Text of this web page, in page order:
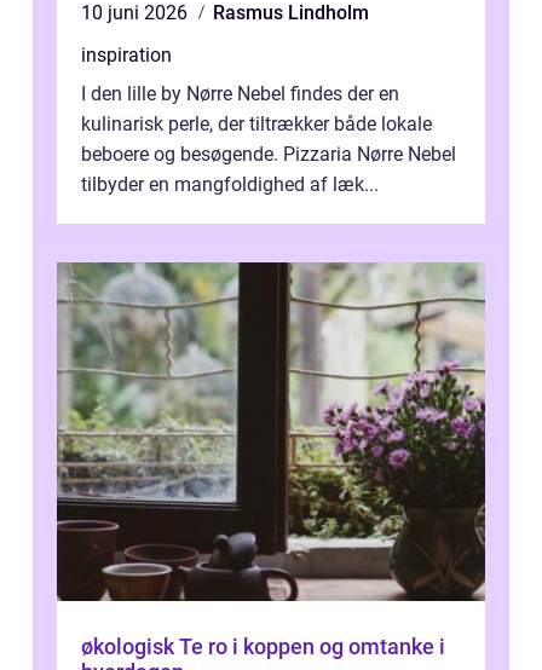
10 juni 2026
Rasmus Lindholm
inspiration
I den lille by Nørre Nebel findes der en
kulinarisk perle, der tiltrækker både lokale
beboere og besøgende. Pizzaria Nørre Nebel
tilbyder en mangfoldighed af læk...
økologisk Te ro i koppen og omtanke i